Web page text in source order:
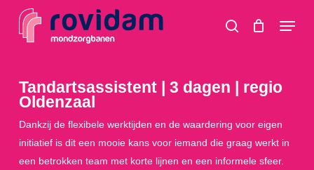
search
Menu
Tandartsassistent | 3 dagen | regio
Oldenzaal
Dankzij de flexibele werktijden en de waardering voor eigen
initiatief is dit een mooie kans voor iemand die graag werkt in
een betrokken team met korte lijnen en een informele sfeer.